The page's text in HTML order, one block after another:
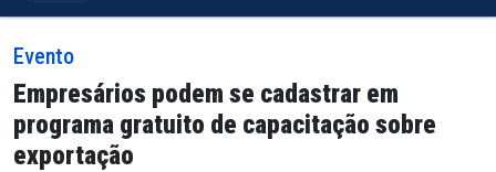
Evento
Empresários podem se cadastrar em
programa gratuito de capacitação sobre
exportação